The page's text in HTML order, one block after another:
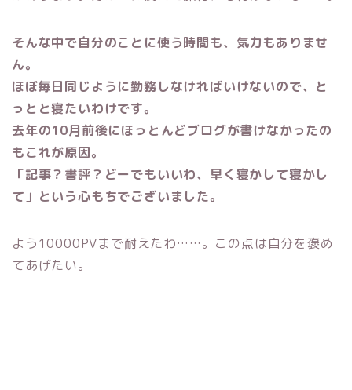
そんな中で自分のことに使う時間も、気力もありませ
ん。
ほぼ毎日同じように勤務しなければいけないので、と
っとと寝たいわけです。
去年の10月前後にほっとんどブログが書けなかったの
もこれが原因。
「記事？書評？どーでもいいわ、早く寝かして寝かし
て」という心もちでございました。
よう10000PVまで耐えたわ……。この点は自分を褒め
てあげたい。